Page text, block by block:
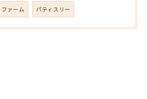
ファーム パティスリー